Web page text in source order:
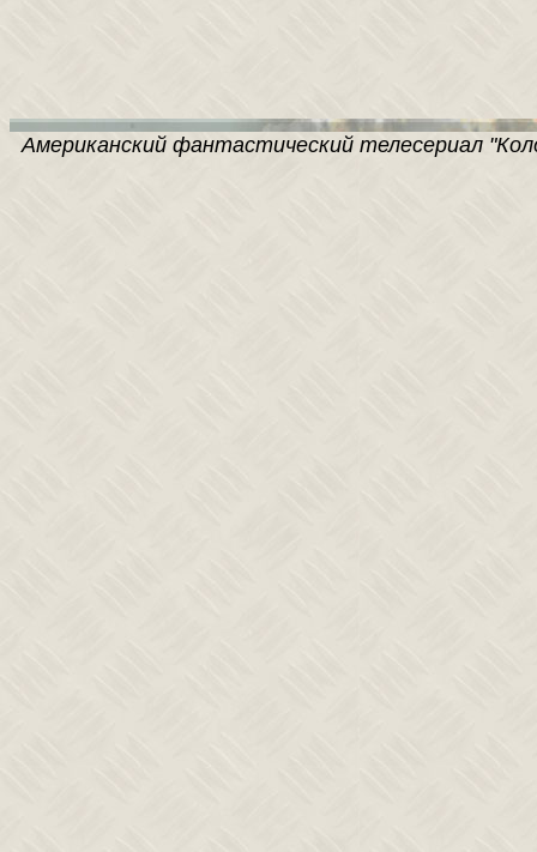
Американский фантастический телесериал